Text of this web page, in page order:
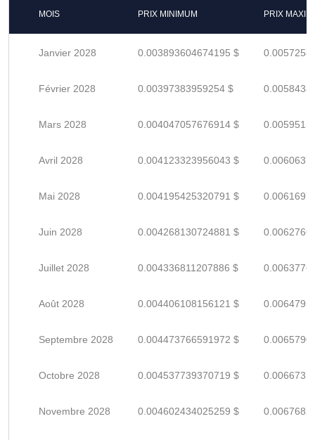
MOIS PRIX MINIMUM PRIX
Janvier 2028 0.003893604674195 $
Février 2028 0.00397383959254 $
Mars 2028 0.004047057676914 $
Avril 2028 0.004123323956043 $
Mai 2028 0.004195425320791 $
Juin 2028 0.004268130724881 $
Juillet 2028 0.004336811207886 $
Août 2028 0.004406108156121 $
Septembre 2028 0.004473766591972 $
Octobre 2028 0.004537739370719 $
Novembre 2028 0.004602434025259 $